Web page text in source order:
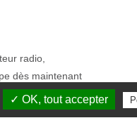
radio,
dès maintenant
tes idées
: Esenca :
✓ OK, tout accepter